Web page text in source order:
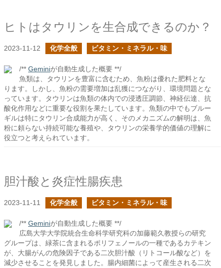
ヒトはタウリンを生合成できるのか？
2023-11-12 化学全般 ビタミン・ミネラル・味
/** Geminiが自動生成した概要 **/
魚類は、タウリンを豊富に含むため、魚粉は優れた肥料とな
ります。しかし、魚粉の需要増加は乱獲につながり、環境問題とな
っています。タウリンは魚類の体内での浸透圧調節、神経伝達、抗
酸化作用などに重要な役割を果たしています。魚類の中でもブルー
ギルは特にタウリン合成能力が高く、そのメカニズムの解明は、魚
粉に頼らない持続可能な養殖や、タウリンの栄養学的価値の理解に
役立つと考えられています。
胆汁酸と炎症性腸疾患
2023-11-11 化学全般 ビタミン・ミネラル・味
/** Geminiが自動生成した概要 **/
広島大学大学院統合生命科学研究科の加藤範久教授らの研究
グループは、緑茶に含まれるポリフェノールの一種であるカテキン
が、大腸がんの危険因子である二次胆汁酸（リトコール酸など）を
減少させることを発見しました。腸内細菌によって産生される二次